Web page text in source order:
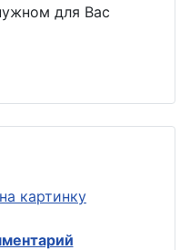
для Вас
картинку